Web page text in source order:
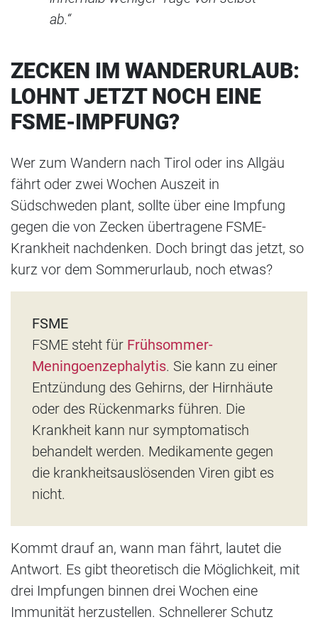
ab.“
ZECKEN IM WANDERURLAUB:
LOHNT JETZT NOCH EINE
FSME-IMPFUNG?
Wer zum Wandern nach Tirol oder ins Allgäu
fährt oder zwei Wochen Auszeit in
Südschweden plant, sollte über eine Impfung
gegen die von Zecken übertragene FSME-
Krankheit nachdenken. Doch bringt das jetzt, so
kurz vor dem Sommerurlaub, noch etwas?
FSME
FSME steht für Frühsommer-
Meningoenzephalytis. Sie kann zu einer
Entzündung des Gehirns, der Hirnhäute
oder des Rückenmarks führen. Die
Krankheit kann nur symptomatisch
behandelt werden. Medikamente gegen
die krankheitsauslösenden Viren gibt es
nicht.
Kommt drauf an, wann man fährt, lautet die
Antwort. Es gibt theoretisch die Möglichkeit, mit
drei Impfungen binnen drei Wochen eine
Immunität herzustellen. Schnellerer Schutz